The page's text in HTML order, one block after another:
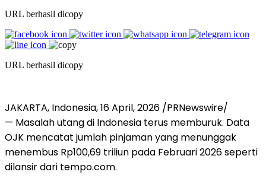
URL berhasil dicopy
URL berhasil dicopy
JAKARTA, Indonesia, 16 April, 2026 /PRNewswire/
— Masalah utang di Indonesia terus memburuk. Data
OJK mencatat jumlah pinjaman yang menunggak
menembus Rp100,69 triliun pada Februari 2026 seperti
dilansir dari tempo.com.